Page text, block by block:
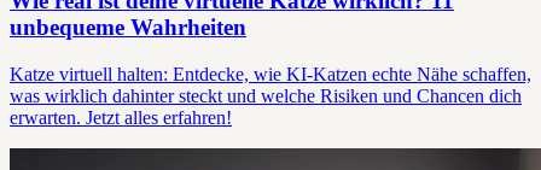
unbequeme Wahrheiten
Katze virtuell halten: Entdecke, wie KI-Katzen echte Nähe schaffen,
was wirklich dahinter steckt und welche Risiken und Chancen dich
erwarten. Jetzt alles erfahren!